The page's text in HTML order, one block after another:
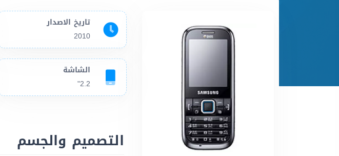
تاريخ الاصدار
2010
الشاشة
2.2"
التصميم والجسم